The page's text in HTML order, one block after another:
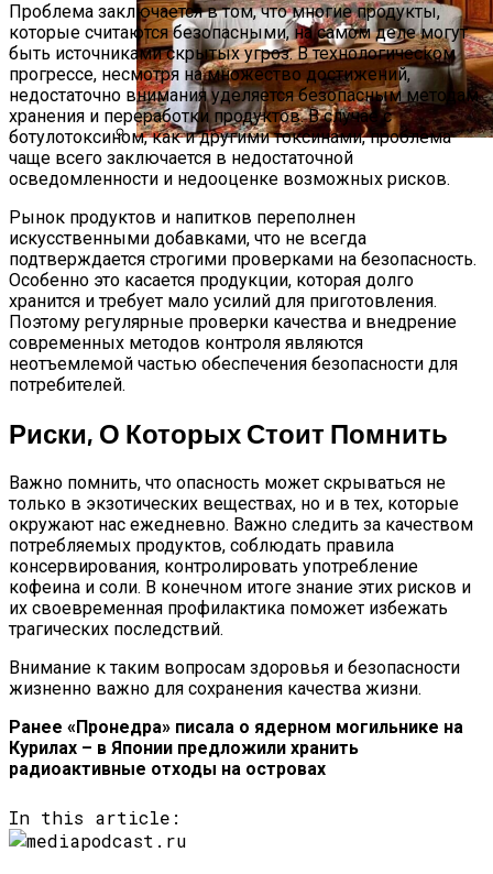
Русский Стиль: Архитектура, Интерьер
И Другие Особенности Этого
Направления
Проблема заключается в том, что многие продукты,
которые считаются безопасными, на самом деле могут
быть источниками скрытых угроз. В технологическом
прогрессе, несмотря на множество достижений,
недостаточно внимания уделяется безопасным методам
хранения и переработки продуктов. В случае с
ботулотоксином, как и другими токсинами, проблема
чаще всего заключается в недостаточной
осведомленности и недооценке возможных рисков.
Рынок продуктов и напитков переполнен
искусственными добавками, что не всегда
подтверждается строгими проверками на безопасность.
Особенно это касается продукции, которая долго
хранится и требует мало усилий для приготовления.
Поэтому регулярные проверки качества и внедрение
современных методов контроля являются
неотъемлемой частью обеспечения безопасности для
потребителей.
Риски, О Которых Стоит Помнить
Важно помнить, что опасность может скрываться не
только в экзотических веществах, но и в тех, которые
окружают нас ежедневно. Важно следить за качеством
потребляемых продуктов, соблюдать правила
консервирования, контролировать употребление
кофеина и соли. В конечном итоге знание этих рисков и
их своевременная профилактика поможет избежать
трагических последствий.
Внимание к таким вопросам здоровья и безопасности
жизненно важно для сохранения качества жизни.
Ранее «Пронедра» писала о ядерном могильнике на
Курилах – в Японии предложили хранить
радиоактивные отходы на островах
In this article: